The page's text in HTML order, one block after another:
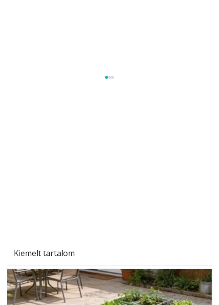
Kiemelt tartalom